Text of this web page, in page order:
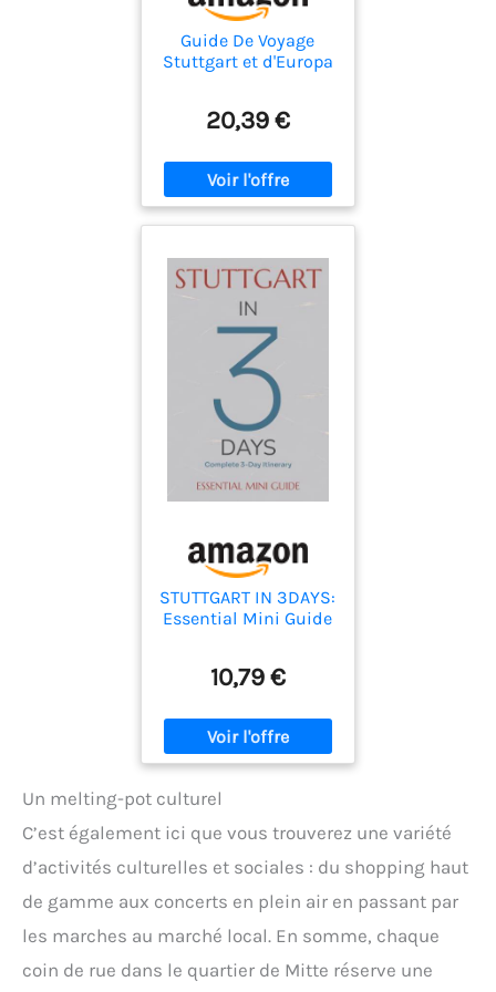
Guide De Voyage
Stuttgart et d'Europa
visites répétées :
familiales et idées
économiques pour le
sud de l'Allemagne
20,39 €
STUTTGART IN 3DAYS:
Essential Mini Guide
10,79 €
Un melting-pot culturel
C’est également ici que vous trouverez une variété
d’activités culturelles et sociales : du shopping haut
de gamme aux concerts en plein air en passant par
les marches au marché local. En somme, chaque
coin de rue dans le quartier de Mitte réserve une